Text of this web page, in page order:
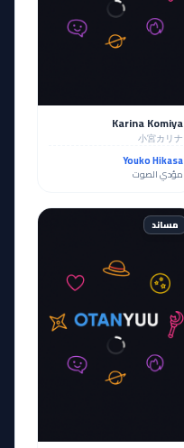
Karina Komiya
小宮カリナ
Youko Hikasa
مؤدي الصوت
مساند